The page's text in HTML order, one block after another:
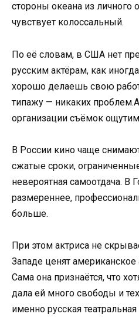
стороны океана из личного
чувствует колоссальный.
По её словам, в США нет
русским актёрам, как
хорошо делаешь свою
типажу — никаких
организации съёмок
В России кино чаще
сжатые сроки,
невероятная самоотдача. В
размереннее,
больше.
При этом актриса не
Западе ценят американское
Сама она признаётся, что
дала ей много свободы и
именно русская